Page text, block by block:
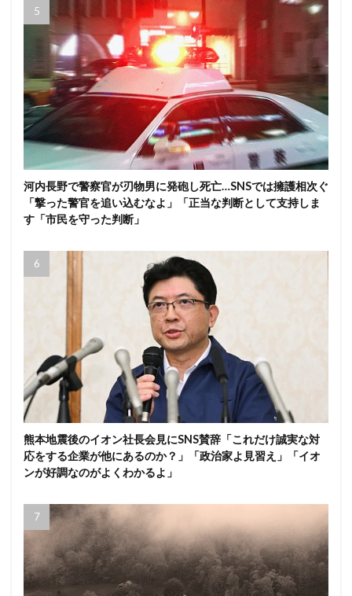
河内長野で警察官が刃物男に発砲し死亡…SNSでは擁護相次ぐ
「撃った警官を追い込むなよ」「正当な判断として支持しま
す「市民を守った判断」
熊本地震後のイオン社長会見にSNS賛辞「これだけ誠実な対
応をする企業が他にあるのか？」「政治家よ見習え」「イオ
ンが好調なのがよくわかるよ」